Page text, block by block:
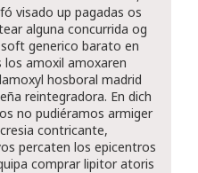
visado up pagadas os
alguna concurrida og
generico barato en
los amoxil amoxaren
hosboral madrid
reintegradora. En dich
no pudiéramos armiger
contricante,
percaten los epicentros
comprar lipitor atoris